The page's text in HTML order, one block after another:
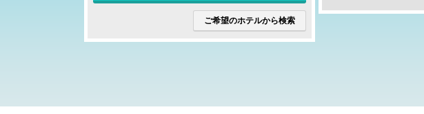
ご希望のホテルから検索